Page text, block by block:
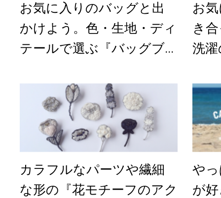
お気に入りのバッグと出
かけよう。色・生地・ディ
テールで選ぶ『バッグブ...
お
き
洗
カラフルなパーツや繊細
な形の『花モチーフのアク
や
が